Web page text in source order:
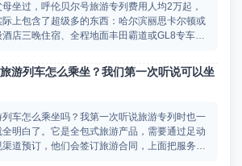
坐过，呼伦贝尔号旅游专列费用人均2万起，
上包含了超级多的东西：哈尔滨丽思卡尔顿或
店三晚住宿、全程地面丰田霸道或GL8专车接
全程度假大使陪同和跟拍摄影送底片，就连景区
需要额外花钱的基本只有往返大交通和买纪念
足动旅游专列上都标明了，不担心有隐藏费用，
游列车怎么乘坐？我们第一次听说可以坐
车怎么乘坐吗？我第一次听说旅游专列时也一
明白了。它是全包式旅游产品，需要通过足动
道预订，他们会签订旅游合同，上面把服务内